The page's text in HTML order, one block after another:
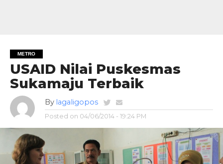
METRO
USAID Nilai Puskesmas
Sukamaju Terbaik
By lagaligopos
Posted on 04/06/2014 - 19:24 PM